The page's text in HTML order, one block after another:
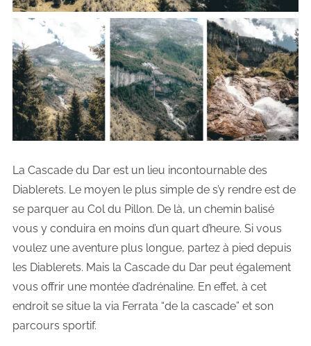
La Cascade du Dar est un lieu incontournable des
Diablerets. Le moyen le plus simple de s’y rendre est de
se parquer au Col du Pillon. De là, un chemin balisé
vous y conduira en moins d’un quart d’heure. Si vous
voulez une aventure plus longue, partez à pied depuis
les Diablerets. Mais la Cascade du Dar peut également
vous offrir une montée d’adrénaline. En effet, à cet
endroit se situe la via Ferrata “de la cascade” et son
parcours sportif.